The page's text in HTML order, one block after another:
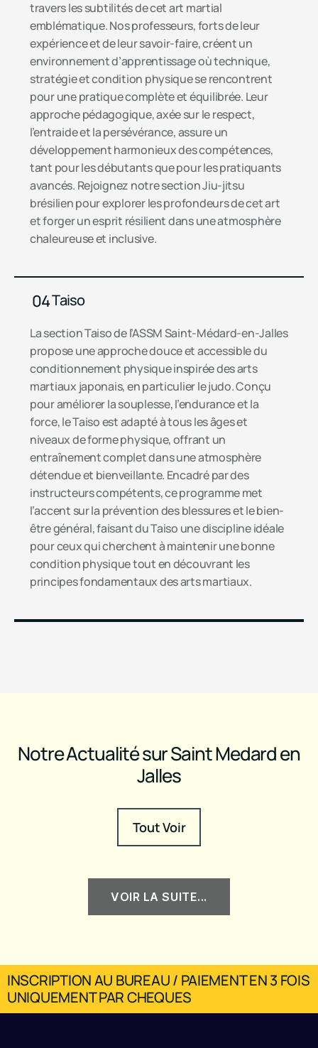
travers les subtilités de cet art martial
emblématique. Nos professeurs, forts de leur
expérience et de leur savoir-faire, créent un
environnement d’apprentissage où technique,
stratégie et condition physique se rencontrent
pour une pratique complète et équilibrée. Leur
approche pédagogique, axée sur le respect,
l’entraide et la persévérance, assure un
développement harmonieux des compétences,
tant pour les débutants que pour les pratiquants
avancés. Rejoignez notre section Jiu-jitsu
brésilien pour explorer les profondeurs de cet art
et forger un esprit résilient dans une atmosphère
chaleureuse et inclusive.
04Taiso
La section Taiso de l’ASSM Saint-Médard-en-Jalles
propose une approche douce et accessible du
conditionnement physique inspirée des arts
martiaux japonais, en particulier le judo. Conçu
pour améliorer la souplesse, l’endurance et la
force, le Taiso est adapté à tous les âges et
niveaux de forme physique, offrant un
entraînement complet dans une atmosphère
détendue et bienveillante. Encadré par des
instructeurs compétents, ce programme met
l’accent sur la prévention des blessures et le bien-
être général, faisant du Taiso une discipline idéale
pour ceux qui cherchent à maintenir une bonne
condition physique tout en découvrant les
principes fondamentaux des arts martiaux.
Notre Actualité sur Saint Medard en
Jalles
Tout Voir
VOIR LA SUITE...
INSCRIPTION AU BUREAU / PAIEMENT EN 3 FOIS
UNIQUEMENT PAR CHEQUES